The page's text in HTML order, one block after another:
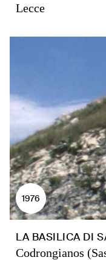
Lecce
1976
LA BASILICA DI
Codrongianos